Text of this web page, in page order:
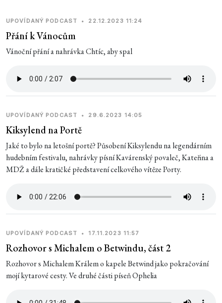
UPOVÍDANÝ PODCAST • 22.12.2023 11:24
Přání k Vánocům
Vánoční přání a nahrávka Chtíc, aby spal
UPOVÍDANÝ PODCAST • 29.6.2023 14:05
Kiksylend na Portě
Jaké to bylo na letošní portě? Působení Kiksylendu na legendárním
hudebním festivalu, nahrávky písní Kavárenský povaleč, Kateřina a
MDŽ a dále kratičké představení celkového vítěze Porty.
UPOVÍDANÝ PODCAST • 17.11.2023 11:57
Rozhovor s Michalem o Betwindu, část 2
Rozhovor s Michalem Králem o kapele Betwind jako pokračování
mojí kytarové cesty. Ve druhé části píseň Ophelia